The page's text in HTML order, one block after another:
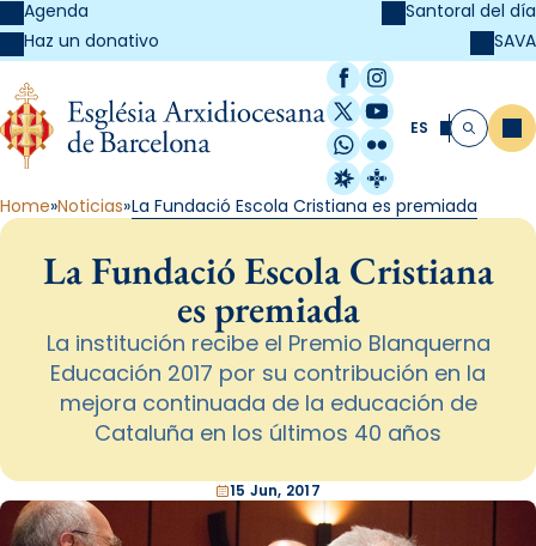
Agenda
Haz un donativo
Santoral del día
SAVA
Facebook
Instagram
X / Twitter
YouTube
WhatsApp
Flickr
Radio Estel
Catalunya
ES Buscar
Home Noticias La Fundació Escola Cristiana es premiada
La Fundació Escola Cristiana
es premiada
La institución recibe el Premio Blanquerna
Educación 2017 por su contribución en la
mejora continuada de la educación de
Cataluña en los últimos 40 años
15 Jun, 2017